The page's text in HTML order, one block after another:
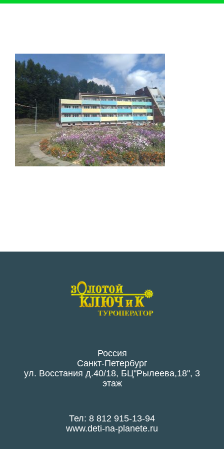
Россия
Санкт-Петербург
ул. Восстания д.40/18, БЦ"Рылеева,18", 3
этаж
Тел: 8 812 915-13-94
www.deti-na-planete.ru